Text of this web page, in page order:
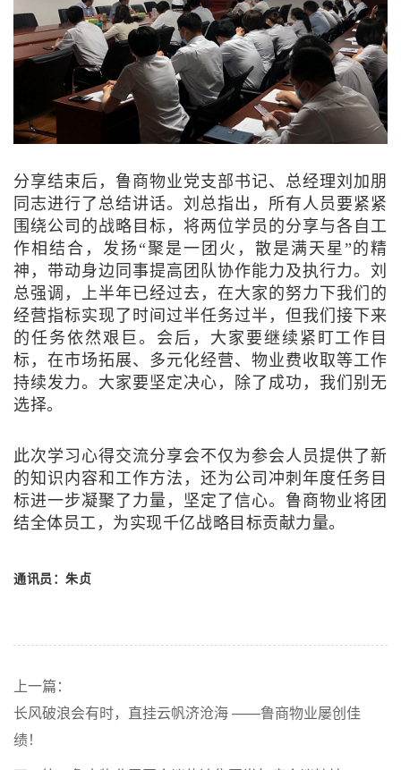
分享结束后，鲁商物业党支部书记、总经理刘加朋
同志进行了总结讲话。刘总指出，所有人员要紧紧
围绕公司的战略目标，将两位学员的分享与各自工
作相结合，发扬“聚是一团火，散是满天星”的精
神，带动身边同事提高团队协作能力及执行力。刘
总强调，上半年已经过去，在大家的努力下我们的
经营指标实现了时间过半任务过半，但我们接下来
的任务依然艰巨。会后，大家要继续紧盯工作目
标，在市场拓展、多元化经营、物业费收取等工作
持续发力。大家要坚定决心，除了成功，我们别无
选择。
此次学习心得交流分享会不仅为参会人员提供了新
的知识内容和工作方法，还为公司冲刺年度任务目
标进一步凝聚了力量，坚定了信心。鲁商物业将团
结全体员工，为实现千亿战略目标贡献力量。
通讯员：朱贞
上一篇：
长风破浪会有时，直挂云帆济沧海 ——鲁商物业屡创佳
绩！